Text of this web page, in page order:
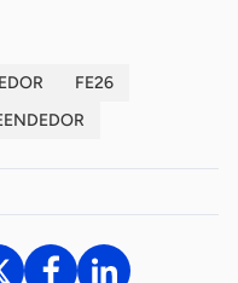
FE26